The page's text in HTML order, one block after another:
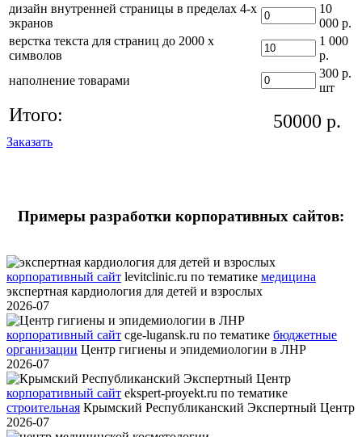
дизайн внутренней страницы в пределах 4-х
экранов
10
000 р.
верстка текста для страниц до 2000 х
символов
1 000
р.
наполнение товарами
300 р.
шт
Итого: 50000 р.
Заказать
Примеры разработки корпоративных сайтов:
корпоративный сайт levitclinic.ru по тематике медицина
экспертная кардиология для детей и взрослых
2026-07
корпоративный сайт cge-lugansk.ru по тематике бюджетные
организации Центр гигиены и эпидемиологии в ЛНР
2026-07
корпоративный сайт ekspert-proyekt.ru по тематике
строительная Крымский Республиканский Экспертный Центр
2026-07